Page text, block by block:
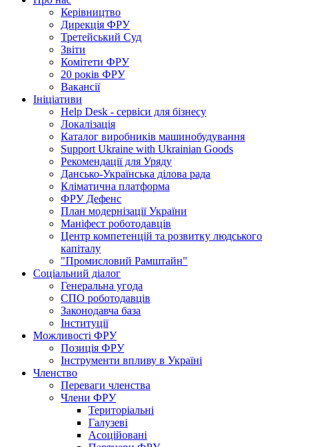
Керівництво
Дирекція ФРУ
Третейський Суд
Звіти
Комітети ФРУ
20 років ФРУ
Вакансії
Ініціативи
Help Desk - сервіси для бізнесу
Локалізація
Каталог виробників машинобудування
Support Ukraine with Ukrainian Goods
Рекомендації для Уряду
Дансько-Українська ділова рада
Кліматична платформа
ФРУ Дефенс
План модернізації України
Маніфест роботодавців
Центр компетенцій та розвитку людського
капіталу
"Промисловий Рамштайн"
Соціальний діалог
Генеральна угода
СПО роботодавців
Законодавча база
Інституції
Можливості ФРУ
Позиція ФРУ
Інструменти впливу в Україні
Членство
Переваги членства
Члени ФРУ
Територіальні
Галузеві
Асоційовані